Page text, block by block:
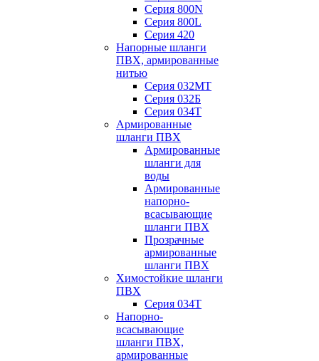
Серия 800N
Серия 800L
Серия 420
Напорные шланги
ПВХ, армированные
нитью
Серия 032МТ
Серия 032Б
Серия 034Т
Армированные
шланги ПВХ
Армированные
шланги для
воды
Армированные
напорно-
всасывающие
шланги ПВХ
Прозрачные
армированные
шланги ПВХ
Химостойкие шланги
ПВХ
Серия 034Т
Напорно-
всасывающие
шланги ПВХ,
армированные